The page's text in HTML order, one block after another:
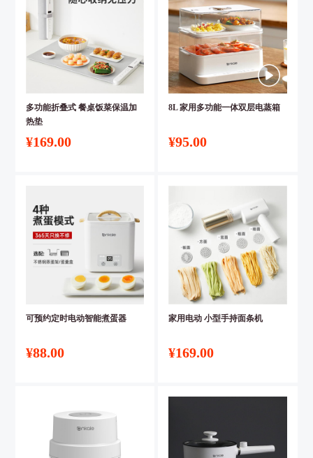
多功能折叠式 餐桌饭菜保温加
热垫
¥169.00
8L 家用多功能一体双层电蒸箱
¥95.00
可预约定时电动智能煮蛋器
¥88.00
家用电动 小型手持面条机
¥169.00